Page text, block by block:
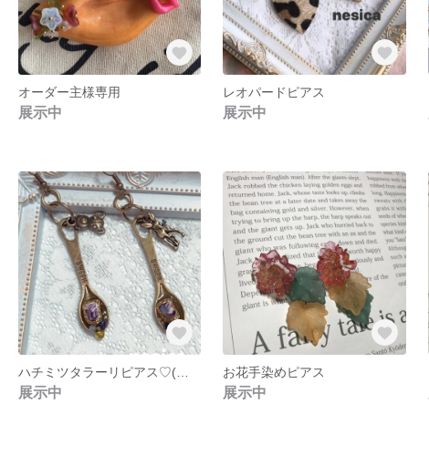
オーダー主様専用
展示中
レオパードピアス
展示中
ハチミツタラーリピアス♡(金古美)
展示中
お花手染めピアス
展示中